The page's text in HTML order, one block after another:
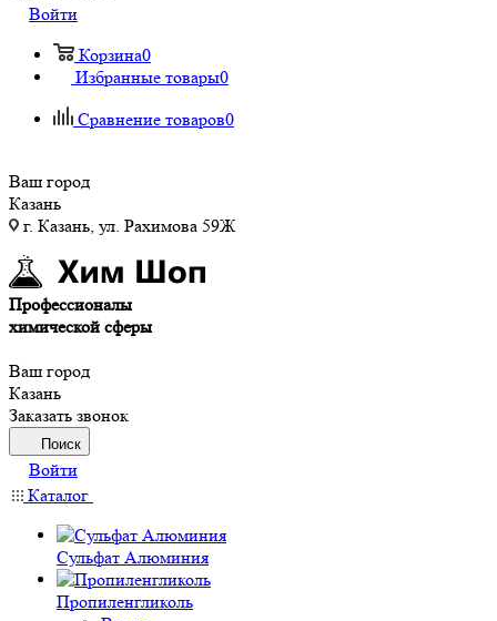
Войти
Корзина0
Избранные товары0
Сравнение товаров0
Ваш город
Казань
г. Казань, ул. Рахимова 59Ж
Профессионалы
химической сферы
Ваш город
Казань
Заказать звонок
Поиск
Войти
Каталог
Сульфат Алюминия
Пропиленгликоль